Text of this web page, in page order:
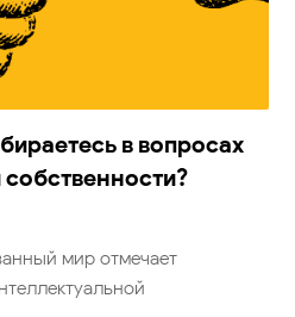
в вопросах
мир отмечает